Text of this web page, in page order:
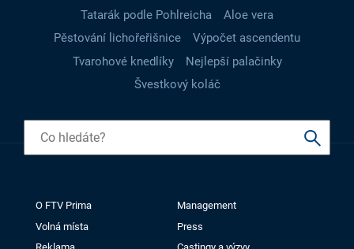
Tatarák podle Pohlreicha
Aloe vera
Pěstování lichořeřišnice
Výpočet ascendentu
Tvarohové knedlíky
Nejlepší palačinky
Švestkový koláč
O FTV Prima
Management
Volná místa
Press